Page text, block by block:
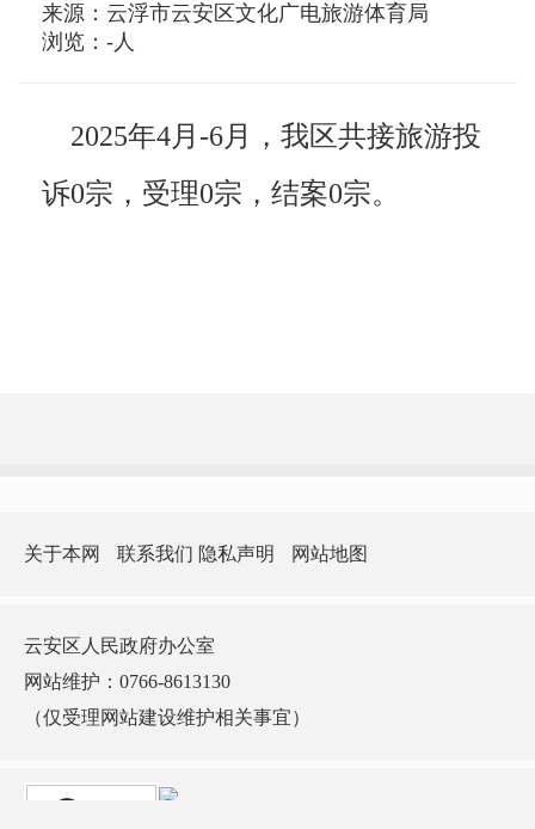
来源：云浮市云安区文化广电旅游体育局
浏览： -人
2025年4月-6月，我区共接旅游投
诉0宗，受理0宗，结案0宗。
关于本网 联系我们 隐私声明 网站地图
云安区人民政府办公室
网站维护：0766-8613130
（仅受理网站建设维护相关事宜）